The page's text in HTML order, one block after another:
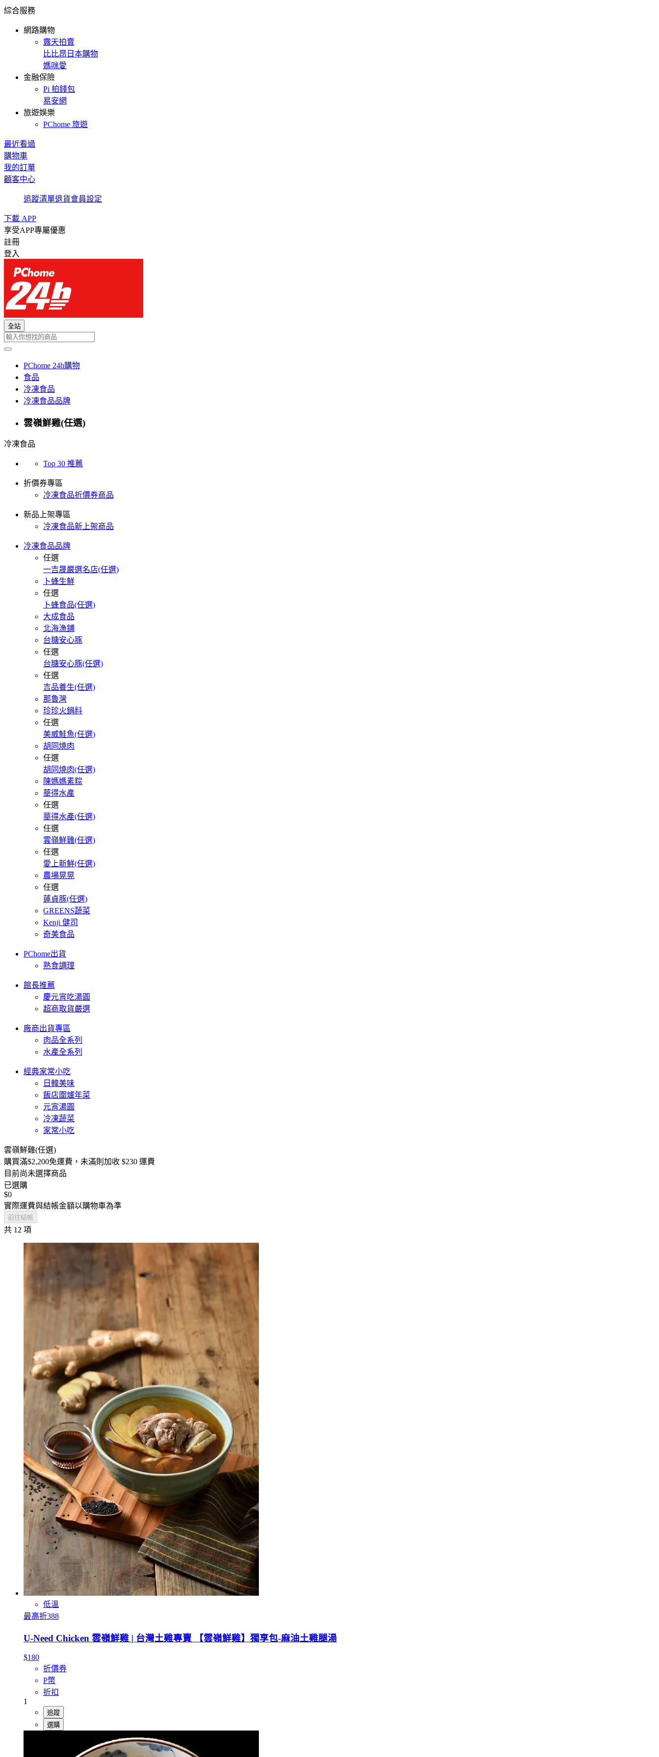
綜合服務
網路購物
露天拍賣
比比昂日本購物
媽咪愛
金融保險
Pi 拍錢包
易安網
旅遊娛樂
PChome 旅遊
最近看過
購物車
我的訂單
顧客中心
追蹤清單退貨會員設定
下載 APP
享受APP專屬優惠
註冊
登入
全站
PChome 24h購物
食品
冷凍食品
冷凍食品品牌
雲嶺鮮雞(任選)
冷凍食品
Top 30 推薦
折價券專區
冷凍食品折價券商品
新品上架專區
冷凍食品新上架商品
冷凍食品品牌
任選
一吉晟嚴選名店(任選)
卜蜂生鮮
任選
卜蜂食品(任選)
大成食品
北海漁鋪
台糖安心豚
任選
台糖安心豚(任選)
任選
吉品養生(任選)
那魯灣
珍珍火鍋料
任選
美威鮭魚(任選)
胡同燒肉
任選
胡同燒肉(任選)
陳媽媽素粽
華得水產
任選
華得水產(任選)
任選
雲嶺鮮雞(任選)
任選
愛上新鮮(任選)
農場晃晃
任選
蓮貞豚(任選)
GREENS蔬菜
Kenji 健司
奇美食品
PChome出貨
熟食調理
館長推薦
慶元宵吃湯圓
超商取貨嚴選
廠商出貨專區
肉品全系列
水產全系列
經典家常小吃
日韓美味
飯店圍爐年菜
元宵湯圓
冷凍蔬菜
家常小吃
雲嶺鮮雞(任選)
購買滿$2,200免運費 ，未滿則加收 $230 運費
目前尚未選擇商品
已選購
$0
實際運費與結帳金額以購物車為準
前往結帳
共 12 項
低溫
最高折388
U-Need Chicken 雲嶺鮮雞 | 台灣土雞專賣 【雲嶺鮮雞】獨享包-麻油土雞腿湯
$180
折價券
P幣
折扣
1
追蹤
選購